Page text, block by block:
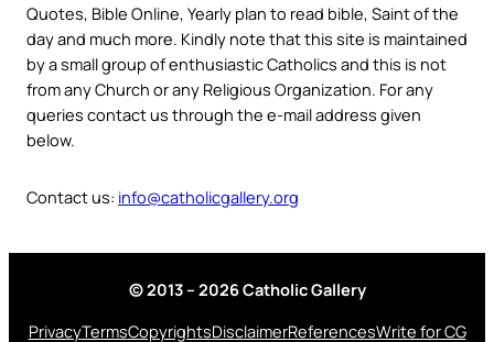
Quotes, Bible Online, Yearly plan to read bible, Saint of the
day and much more. Kindly note that this site is maintained
by a small group of enthusiastic Catholics and this is not
from any Church or any Religious Organization. For any
queries contact us through the e-mail address given
below.
Contact us: info@catholicgallery.org
© 2013 – 2026 Catholic Gallery
PrivacyTermsCopyrightsDisclaimerReferencesWrite for CG